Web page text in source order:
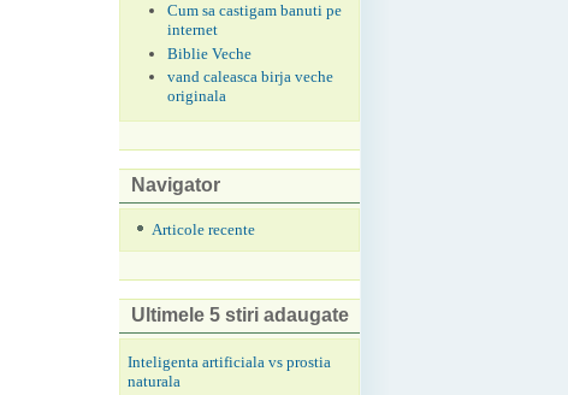
Cum sa castigam banuti pe
internet
Biblie Veche
vand caleasca birja veche
originala
Navigator
Articole recente
Ultimele 5 stiri adaugate
Inteligenta artificiala vs prostia
naturala